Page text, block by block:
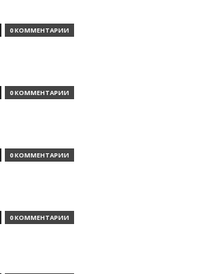
0 КОММЕНТАРИИ
0 КОММЕНТАРИИ
0 КОММЕНТАРИИ
0 КОММЕНТАРИИ